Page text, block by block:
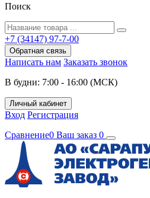
Поиск
+7 (34147) 97-7-00
Обратная связь
Написать нам Заказать звонок
В будни: 7:00 - 16:00 (МСК)
Личный кабинет
Вход Регистрация
Сравнение0 Ваш заказ 0